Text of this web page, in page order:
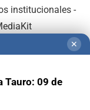
institucionales-
✕
Tauro: 09 de